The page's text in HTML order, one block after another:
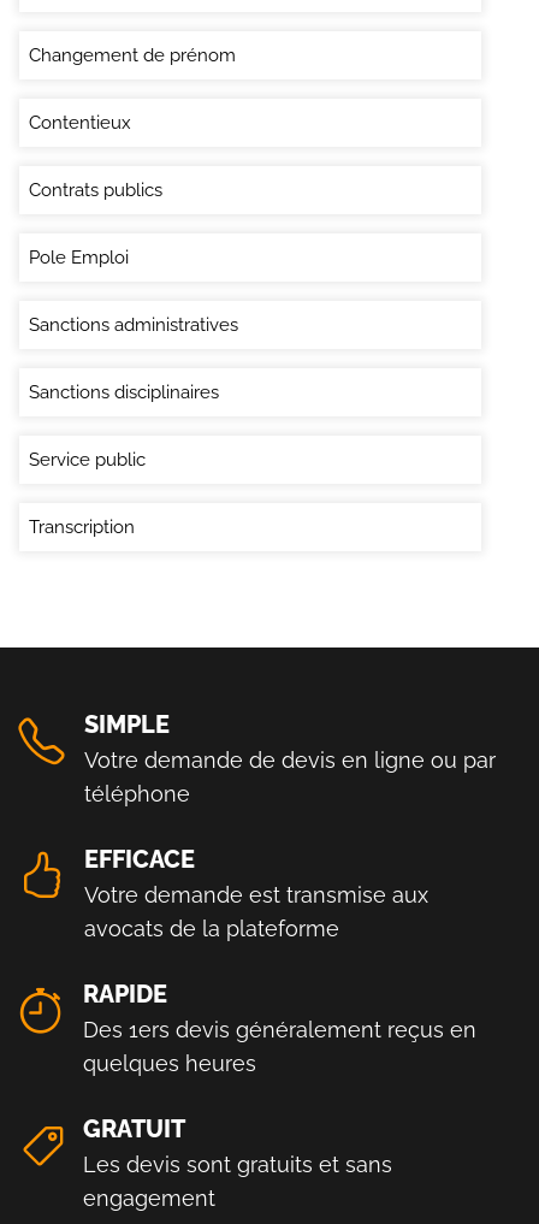
Changement de prénom
Contentieux
Contrats publics
Pole Emploi
Sanctions administratives
Sanctions disciplinaires
Service public
Transcription
SIMPLE
Votre demande de devis en ligne ou par
téléphone
EFFICACE
Votre demande est transmise aux
avocats de la plateforme
RAPIDE
Des 1ers devis généralement reçus en
quelques heures
GRATUIT
Les devis sont gratuits et sans
engagement